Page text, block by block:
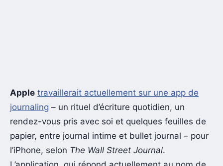
Apple travaillerait actuellement sur une app de
journaling – un rituel d’écriture quotidien, un
rendez-vous pris avec soi et quelques feuilles de
papier, entre journal intime et bullet journal – pour
l’iPhone, selon The Wall Street Journal.